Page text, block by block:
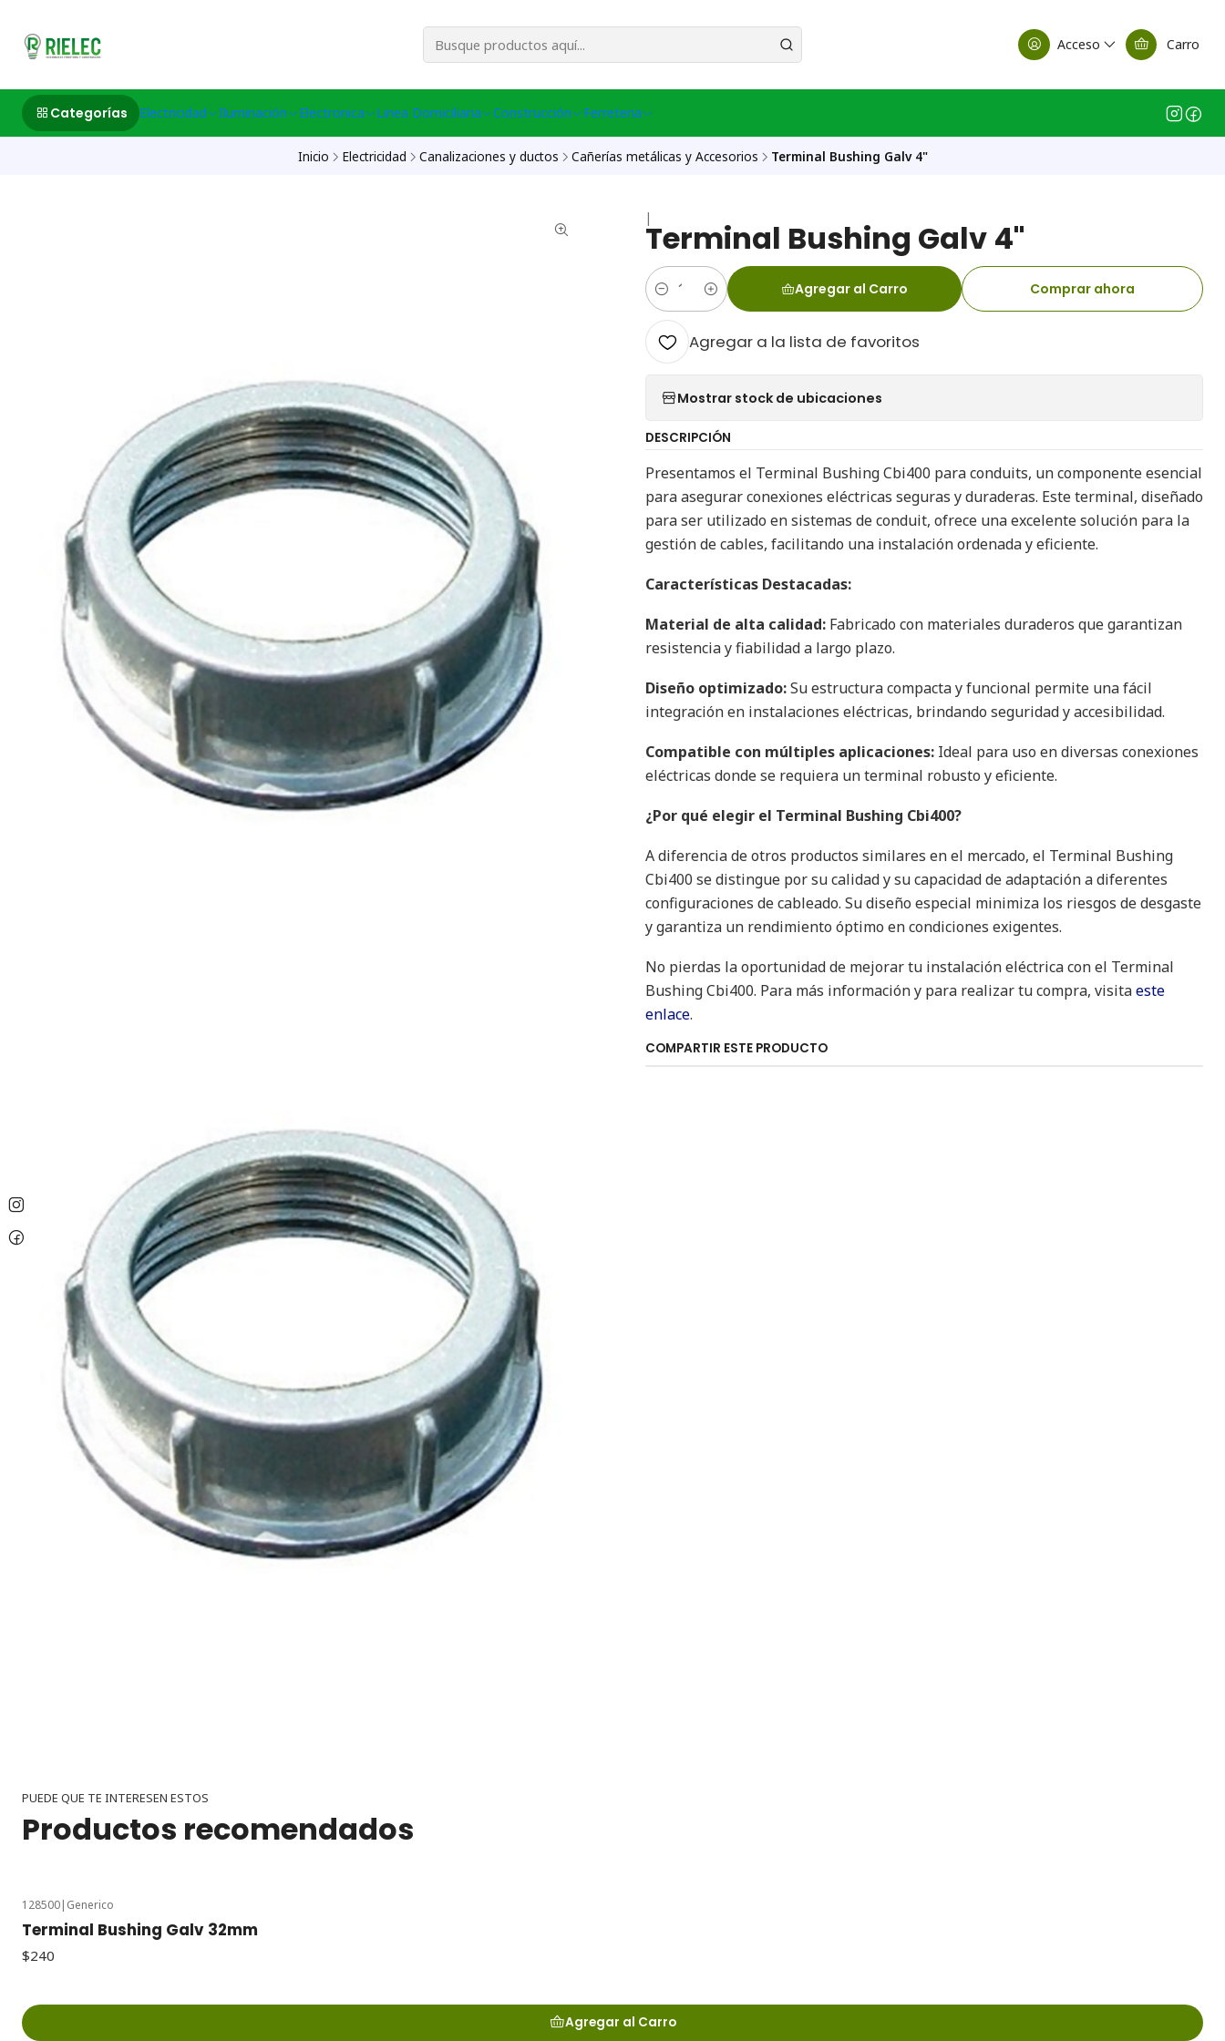
Acceso Carro
Categorías Electricidad Iluminación Electronica Linea Domiciliaria Construcción Ferreteria
Inicio Electricidad Canalizaciones y ductos Cañerías metálicas y Accesorios Terminal Bushing Galv 4"
|
Terminal Bushing Galv 4"
Cantidad
Agregar al Carro Comprar ahora
Agregar a la lista de favoritos
Mostrar stock de ubicaciones
DESCRIPCIÓN
Presentamos el Terminal Bushing Cbi400 para conduits, un componente esencial
para asegurar conexiones eléctricas seguras y duraderas. Este terminal, diseñado
para ser utilizado en sistemas de conduit, ofrece una excelente solución para la
gestión de cables, facilitando una instalación ordenada y eficiente.
Características Destacadas:
Material de alta calidad: Fabricado con materiales duraderos que garantizan
resistencia y fiabilidad a largo plazo.
Diseño optimizado:Su estructura compacta y funcional permite una fácil
integración en instalaciones eléctricas, brindando seguridad y accesibilidad.
Compatible con múltiples aplicaciones: Ideal para uso en diversas conexiones
eléctricas donde se requiera un terminal robusto y eficiente.
¿Por qué elegir el Terminal Bushing Cbi400?
A diferencia de otros productos similares en el mercado, el Terminal Bushing
Cbi400 se distingue por su calidad y su capacidad de adaptación a diferentes
configuraciones de cableado. Su diseño especial minimiza los riesgos de desgaste
y garantiza un rendimiento óptimo en condiciones exigentes.
No pierdas la oportunidad de mejorar tu instalación eléctrica con el Terminal
Bushing Cbi400. Para más información y para realizar tu compra, visitaeste
enlace.
COMPARTIR ESTE PRODUCTO
PUEDE QUE TE INTERESEN ESTOS
Productos recomendados
128500| Generico
Terminal Bushing Galv 32mm
$240
Agregar al Carro